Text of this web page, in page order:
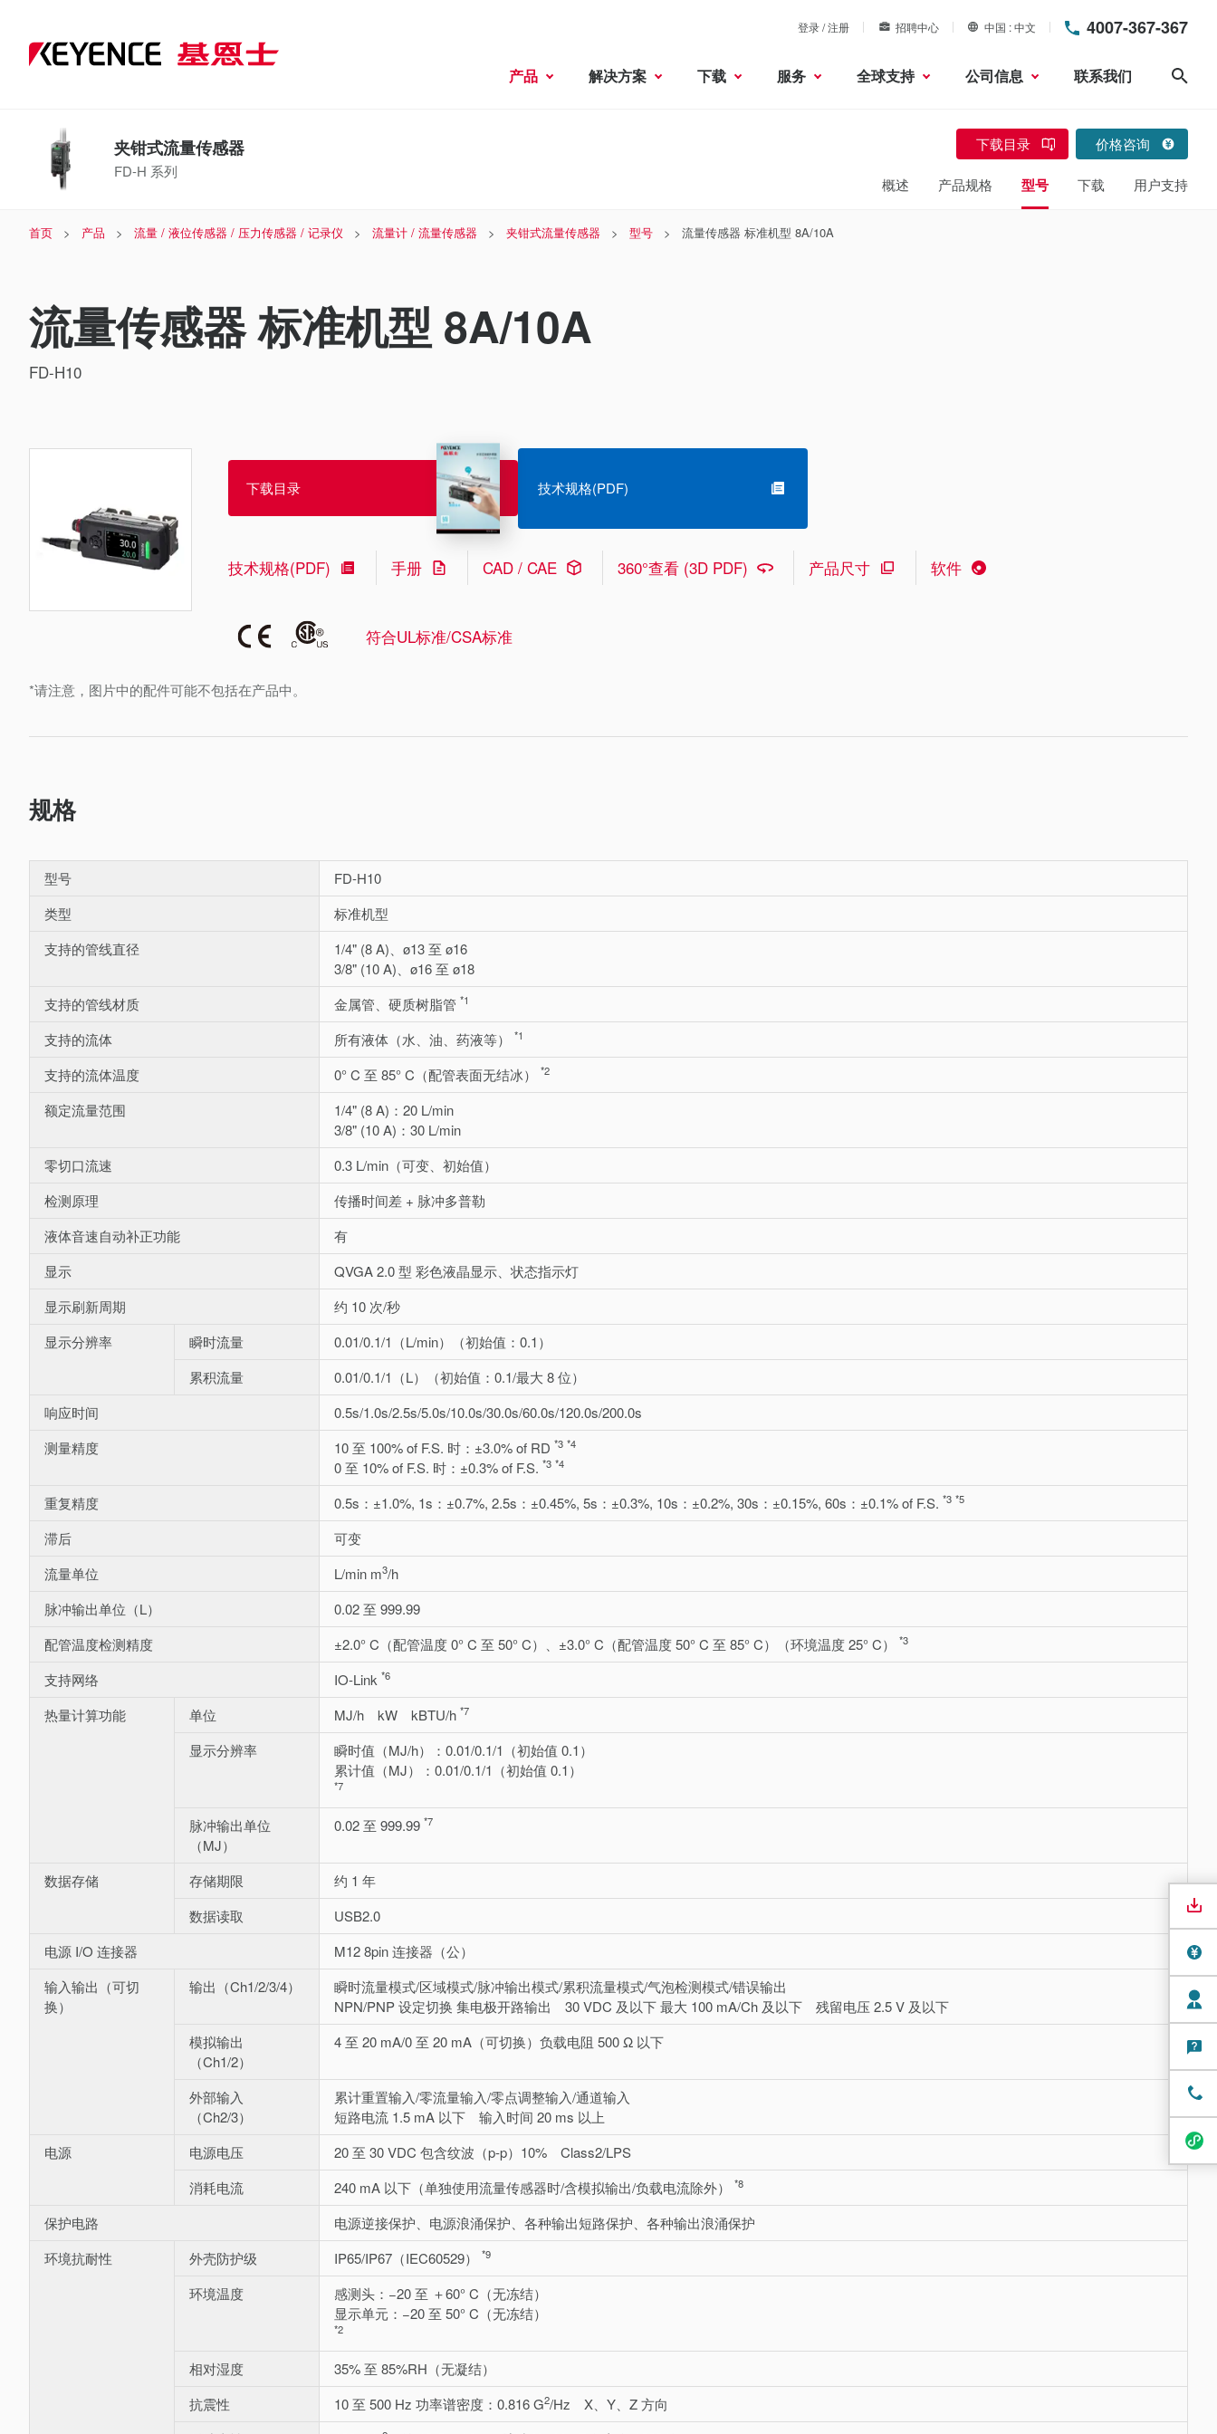
登录 / 注册 招聘中心 中国 中文 4007-367-367
产品 解决方案 下载 服务 全球支持 公司信息 联系我们
夹钳式流量传感器
FD-H 系列
下载目录 价格咨询
概述 产品规格 型号 下载 用户支持
首页 产品 流量 / 液位传感器 / 压力传感器 / 记录仪 流量计 / 流量传感器 夹钳式流量传感器 型号 流量传感器 标准机型 8A/10A
流量传感器 标准机型 8A/10A
FD-H10
*请注意，图片中的配件可能不包括在产品中。
下载目录 技术规格(PDF)
技术规格(PDF) 手册 CAD / CAE 360°查看 (3D PDF) 产品尺寸 软件
符合UL标准/CSA标准
规格
型号
FD-H10
类型
标准机型
支持的管线直径
1/4" (8 A)、ø13 至 ø16
3/8" (10 A)、ø16 至 ø18
支持的管线材质
金属管、硬质树脂管 *1
支持的流体 所有液体（水、油、药液等） *1
支持的流体温度 0° C 至 85° C（配管表面无结冰） *2
额定流量范围
1/4" (8 A)：20 L/min
3/8" (10 A)：30 L/min
零切口流速
0.3 L/min（可变、初始值）
检测原理
传播时间差 + 脉冲多普勒
液体音速自动补正功能
有
显示
QVGA 2.0 型 彩色液晶显示、状态指示灯
显示刷新周期
约 10 次/秒
显示分辨率
瞬时流量
0.01/0.1/1（L/min）（初始值：0.1）
累积流量
0.01/0.1/1（L）（初始值：0.1/最大 8 位）
响应时间
0.5s/1.0s/2.5s/5.0s/10.0s/30.0s/60.0s/120.0s/200.0s
测量精度
10 至 100% of F.S. 时：±3.0% of RD *3 *4
0 至 10% of F.S. 时：±0.3% of F.S. *3 *4
重复精度 0.5s：±1.0%, 1s：±0.7%, 2.5s：±0.45%, 5s：±0.3%, 10s：±0.2%, 30s：±0.15%, 60s：±0.1% of F.S. *3 *5
滞后
可变
流量单位
L/min m3/h
脉冲输出单位（L）
0.02 至 999.99
配管温度检测精度
±2.0° C（配管温度 0° C 至 50° C）、±3.0° C（配管温度 50° C 至 85° C）（环境温度 25° C） *3
支持网络 IO-Link *6
热量计算功能 单位 MJ/h kW kBTU/h *7
显示分辨率
瞬时值（MJ/h）：0.01/0.1/1（初始值 0.1）
累计值（MJ）：0.01/0.1/1（初始值 0.1）
*7
脉冲输出单位
（MJ）
0.02 至 999.99 *7
数据存储 存储期限
约 1 年
数据读取
USB2.0
电源 I/O 连接器
M12 8pin 连接器（公）
输入输出（可切
换）
输出（Ch1/2/3/4）
瞬时流量模式/区域模式/脉冲输出模式/累积流量模式/气泡检测模式/错误输出
NPN/PNP 设定切换 集电极开路输出 30 VDC 及以下 最大 100 mA/Ch 及以下 残留电压 2.5 V 及以下
模拟输出
（Ch1/2）
4 至 20 mA/0 至 20 mA（可切换）负载电阻 500 Ω 以下
外部输入
（Ch2/3）
累计重置输入/零流量输入/零点调整输入/通道输入
短路电流 1.5 mA 以下 输入时间 20 ms 以上
电源
电源电压
20 至 30 VDC 包含纹波（p-p）10% Class2/LPS
消耗电流
240 mA 以下（单独使用流量传感器时/含模拟输出/负载电流除外） *8
保护电路
电源逆接保护、电源浪涌保护、各种输出短路保护、各种输出浪涌保护
环境抗耐性
外壳防护级 IP65/IP67（IEC60529） *9
环境温度
感测头：−20 至 ＋60° C（无冻结）
显示单元：−20 至 50° C（无冻结）
*2
相对湿度
35% 至 85%RH（无凝结）
抗震性
10 至 500 Hz 功率谱密度：0.816 G2/Hz X、Y、Z 方向